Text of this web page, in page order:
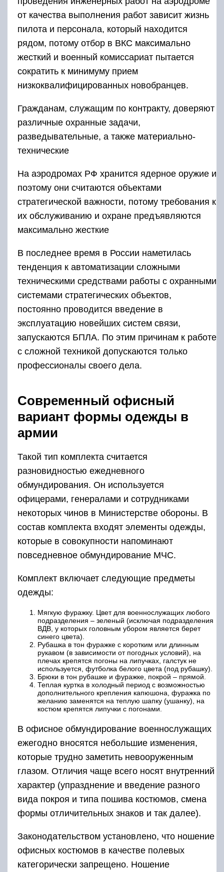
от качества выполнения работ зависит жизнь
пилота и персонала, который находится
рядом, потому отбор в ВКС максимально
жесткий и военный комиссариат пытается
сократить к минимуму прием
низкоквалифицированных новобранцев.
Гражданам, служащим по контракту, доверяют
различные охранные задачи,
разведывательные, а также материально-
технические
На аэродромах РФ хранится ядерное оружие и
поэтому они считаются объектами
стратегической важности, потому требования к
их обслуживанию и охране предъявляются
максимально жесткие
В последнее время в России наметилась
тенденция к автоматизации сложными
техническими средствами работы с охранными
системами стратегических объектов,
постоянно проводится введение в
эксплуатацию новейших систем связи,
запускаются БПЛА. По этим причинам к работе
с сложной техникой допускаются только
профессионалы своего дела.
Современный офисный
вариант формы одежды в
армии
Такой тип комплекта считается
разновидностью ежедневного
обмундирования. Он используется
офицерами, генералами и сотрудниками
некоторых чинов в Министерстве обороны. В
состав комплекта входят элементы одежды,
которые в совокупности напоминают
повседневное обмундирование МЧС.
Комплект включает следующие предметы
одежды:
Мягкую фуражку. Цвет для военнослужащих любого
подразделения – зеленый (исключая подразделения
ВДВ, у которых головным убором является берет
синего цвета).
Рубашка в тон фуражке с коротким или длинным
рукавом (в зависимости от погодных условий), на
плечах крепятся погоны на липучках, галстук не
используется, футболка белого цвета (под рубашку).
Брюки в тон рубашке и фуражке, покрой – прямой.
Теплая куртка в холодный период с возможностью
дополнительного крепления капюшона, фуражка по
желанию заменятся на теплую шапку (ушанку), на
костюм крепятся липучки с погонами.
В офисное обмундирование военнослужащих
ежегодно вносятся небольшие изменения,
которые трудно заметить невооруженным
глазом. Отличия чаще всего носят внутренний
характер (упразднение и введение разного
вида покроя и типа пошива костюмов, смена
формы отличительных знаков и так далее).
Законодательством установлено, что ношение
офисных костюмов в качестве полевых
категорически запрещено. Ношение